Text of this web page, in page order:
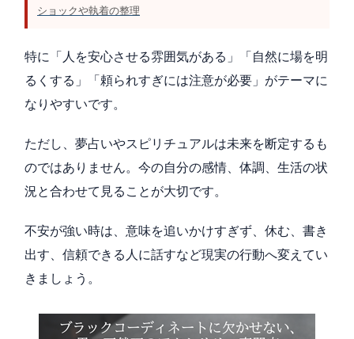
ショックや執着の整理
特に「人を安心させる雰囲気がある」「自然に場を明
るくする」「頼られすぎには注意が必要」がテーマに
なりやすいです。
ただし、夢占いやスピリチュアルは未来を断定するも
のではありません。今の自分の感情、体調、生活の状
況と合わせて見ることが大切です。
不安が強い時は、意味を追いかけすぎず、休む、書き
出す、信頼できる人に話すなど現実の行動へ変えてい
きましょう。